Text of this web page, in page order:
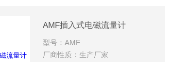
AMF插入式电磁流量计
型号：AMF
厂商性质：生产厂家